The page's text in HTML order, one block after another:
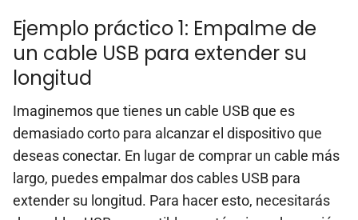
Ejemplo práctico 1: Empalme de
un cable USB para extender su
longitud
Imaginemos que tienes un cable USB que es
demasiado corto para alcanzar el dispositivo que
deseas conectar. En lugar de comprar un cable más
largo, puedes empalmar dos cables USB para
extender su longitud. Para hacer esto, necesitarás